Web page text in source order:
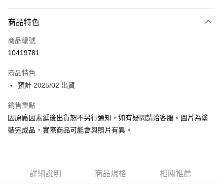
信用卡一次付款
Apple Pay
全盈+PAY
大哥付你分期
相關說明
1.本服務由台灣大哥大提供，台灣大哥大用戶可立即使用無須另外申請。
3.實際核准額度、可分期數及費用金額請依後續交易確認頁面所載為準。
4.訂單成立30分鐘內，如未前往確認交易或遇審核未通過，訂單將自動取
ATM付款
預購-宅配(舊)
商品特色
商品編號
10419781
商品特色
預計 2025/02 出貨
銷售重點
因原廠因素延後出貨恕不另行通知，如有疑問請洽客服。圖片為塗
裝完成品，實際商品可能會與照片有異。
詳細說明 商品規格 相關推薦